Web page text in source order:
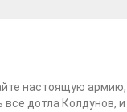
настоящую
все дотла Колдунов,